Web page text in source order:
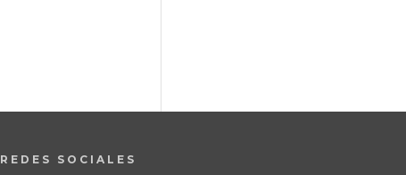
REDES SOCIALES